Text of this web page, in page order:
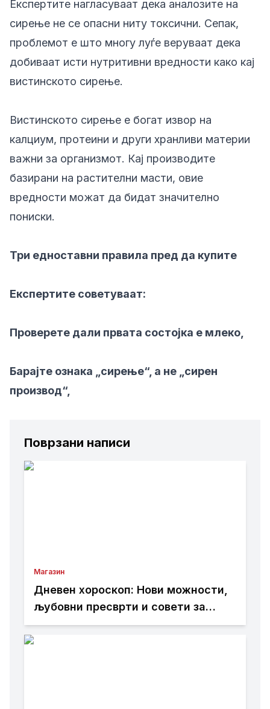
Експертите нагласуваат дека аналозите на
сирење не се опасни ниту токсични. Сепак,
проблемот е што многу луѓе веруваат дека
добиваат исти нутритивни вредности како кај
вистинското сирење.
Вистинското сирење е богат извор на
калциум, протеини и други хранливи материи
важни за организмот. Кај производите
базирани на растителни масти, овие
вредности можат да бидат значително
пониски.
Три едноставни правила пред да купите
Експертите советуваат:
Проверете дали првата состојка е млеко,
Барајте ознака „сирење“, а не „сирен
производ“,
Поврзани написи
Магазин
Дневен хороскоп: Нови можности,
љубовни пресврти и совети за
здравјето за сите хороскопски